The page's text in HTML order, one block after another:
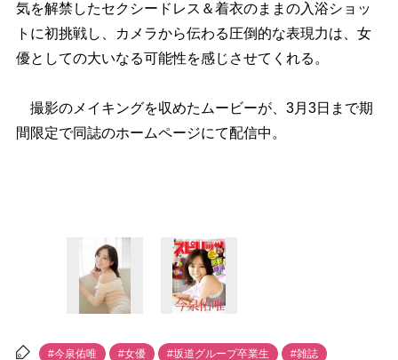
気を解禁したセクシードレス＆着衣のままの入浴ショッ
トに初挑戦し、カメラから伝わる圧倒的な表現力は、女
優としての大いなる可能性を感じさせてくれる。
撮影のメイキングを収めたムービーが、3月3日まで期
間限定で同誌のホームページにて配信中。
#今泉佑唯 #女優 #坂道グループ卒業生 #雑誌